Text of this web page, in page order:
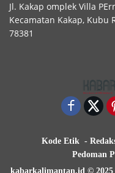
Jl. Kakap omplek Villa
Kecamatan Kakap, Kubu
78381
Kode Etik
Pedoman
kabarkalimantan.id ©